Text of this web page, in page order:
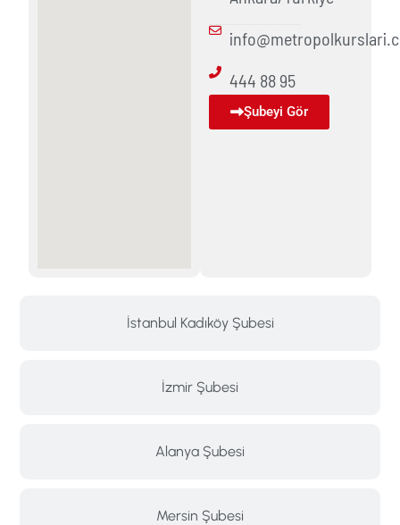
İstanbul Kadıköy Şubesi
İzmir Şubesi
Alanya Şubesi
Mersin Şubesi
444 88 95
Şubeyi Gör